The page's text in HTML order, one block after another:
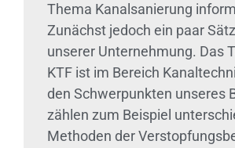
Thema Kanalsanierung
Zunächst jedoch ein paar
unserer Unternehmung. Das
KTF ist im Bereich
den Schwerpunkten unseres
zählen zum Beispiel
Methoden der